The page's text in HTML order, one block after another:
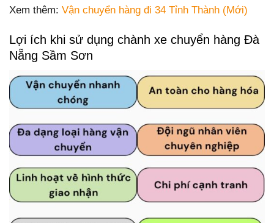
Xem thêm: Vận chuyển hàng đi 34 Tỉnh Thành (Mới)
Lợi ích khi sử dụng chành xe chuyển hàng Đà
Nẵng Sầm Sơn